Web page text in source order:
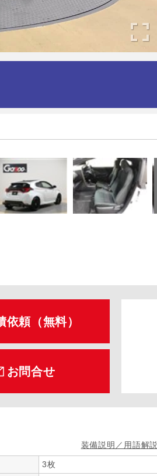
依頼（無料）
お問合せ
装備説明／用語解説
3枚